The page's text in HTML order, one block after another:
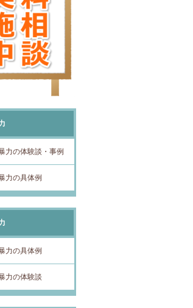
力の体験談・事例
力の具体例
力の具体例
力の体験談